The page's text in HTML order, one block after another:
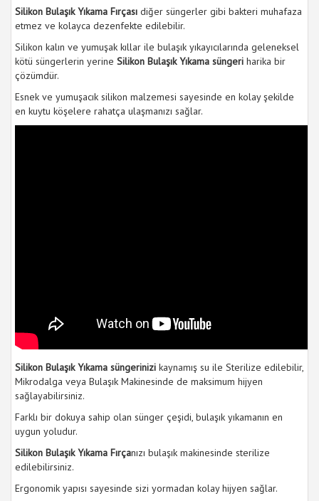
Silikon Bulaşık Yıkama Fırçası diğer süngerler gibi bakteri muhafaza
etmez ve kolayca dezenfekte edilebilir.
Silikon kalın ve yumuşak kıllar ile bulaşık yıkayıcılarında geleneksel
kötü süngerlerin yerine Silikon Bulaşık Yıkama süngeri harika bir
çözümdür.
Esnek ve yumuşacık silikon malzemesi sayesinde en kolay şekilde
en kuytu köşelere rahatça ulaşmanızı sağlar.
Silikon Bulaşık Yıkama süngerinizi kaynamış su ile Sterilize edilebilir,
Mikrodalga veya Bulaşık Makinesinde de maksimum hijyen
sağlayabilirsiniz.
Farklı bir dokuya sahip olan sünger çeşidi, bulaşık yıkamanın en
uygun yoludur.
Silikon Bulaşık Yıkama Fırçanızı bulaşık makinesinde sterilize
edilebilirsiniz.
Ergonomik yapısı sayesinde sizi yormadan kolay hijyen sağlar.